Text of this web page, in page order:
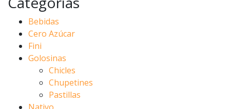
Bebidas
Cero Azúcar
Fini
Golosinas
Chicles
Chupetines
Pastillas